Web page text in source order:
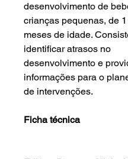
desenvolvimento de
crianças pequenas, de
meses de idade.
identificar atrasos no
desenvolvimento e
informações para o
de intervenções.
Ficha técnica